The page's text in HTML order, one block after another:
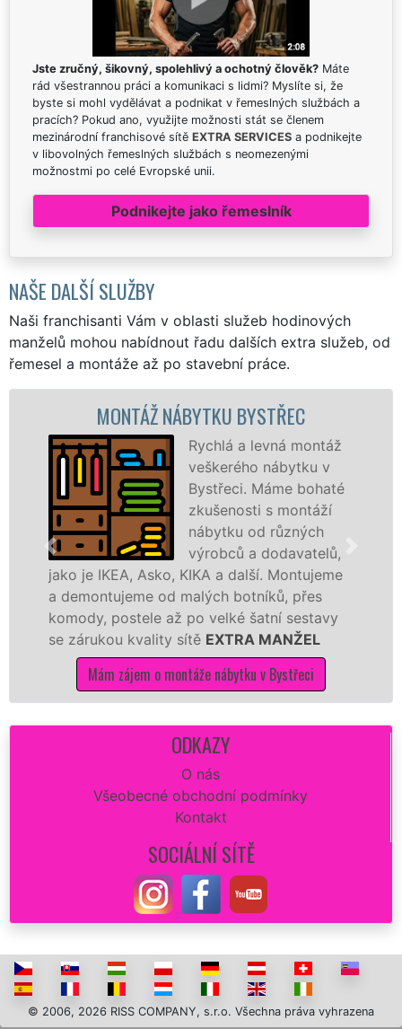
Jste zručný, šikovný, spolehlivý a ochotný člověk? Máte
rád všestrannou práci a komunikaci s lidmi? Myslíte si, že
byste si mohl vydělávat a podnikat v řemeslných službách a
pracích? Pokud ano, využijte možnosti stát se členem
mezinárodní franchisové sítě EXTRA SERVICES a podnikejte
v libovolných řemeslných službách s neomezenými
možnostmi po celé Evropské unii.
Podnikejte jako řemeslník
NAŠE DALŠÍ SLUŽBY
Naši franchisanti Vám v oblasti služeb hodinových
manželů mohou nabídnout řadu dalších extra služeb, od
řemesel a montáže až po stavební práce.
MONTÁŽ NÁBYTKU BYSTŘEC
Rychlá a levná montáž
veškerého nábytku v
Bystřeci. Máme bohaté
zkušenosti s montáží
nábytku od různých
výrobců a dodavatelů,
je IKEA, Asko, KIKA a další. Montujeme
od malých botníků, přes
postele až po velké šatní sestavy
kvality sítěEXTRA MANŽEL
Mám zájem o montáže nábytku v Bystřeci
ODKAZY
O nás
Všeobecné obchodní podmínky
Kontakt
SOCIÁLNÍ SÍTĚ
© 2006, 2026 RISS COMPANY, s.r.o. Všechna práva vyhrazena